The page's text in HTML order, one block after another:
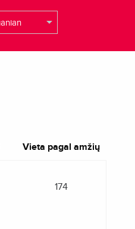
Vieta pagal amžių
174